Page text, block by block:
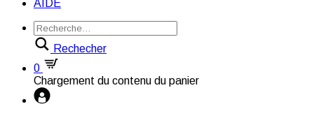
AIDE
Rechecher
0
Chargement du contenu du panier